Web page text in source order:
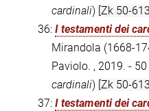
cardinali) [Zk 50-
36: I testamenti dei
Mirandola (1668-
Paviolo. , 2019. -
cardinali) [Zk 50-
37: I testamenti dei